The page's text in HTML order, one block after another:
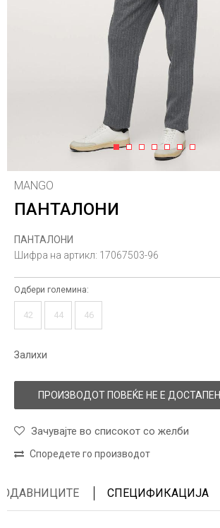
1 2 3 4 5 6 7
MANGO
ПАНТАЛОНИ
ПАНТАЛОНИ
Шифра на артикл: 17067503-96
Одбери големина:
42 44 46
Залихи
ПРОИЗВОДОТ ПОВЕЌЕ НЕ Е ДОСТАПЕН
Зачувајте во списокот со желби
Споредете го производот
СПЕЦИФИКАЦИЈА